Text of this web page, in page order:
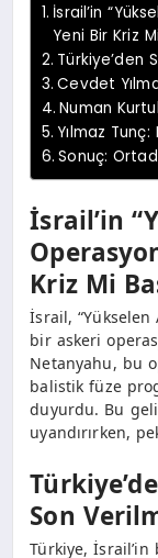
İsrail’in
Yeni Bir Kriz
Türkiye’den
Cevdet
Numan
Yılmaz
Sonuç:
İsrail’in
Kriz Mi
İsrail, “Yükselen
bir askeri
Netanyahu, bu
balistik füze
duyurdu. Bu
uyandırırken,
Son
Türkiye, İsrail’in